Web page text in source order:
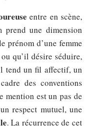
entre en scène,
prend une dimension
prénom d’une femme
qu’il désire séduire,
tend un fil affectif, un
des conventions
mention est un pas de
respect mutuel, une
. La récurrence de cet